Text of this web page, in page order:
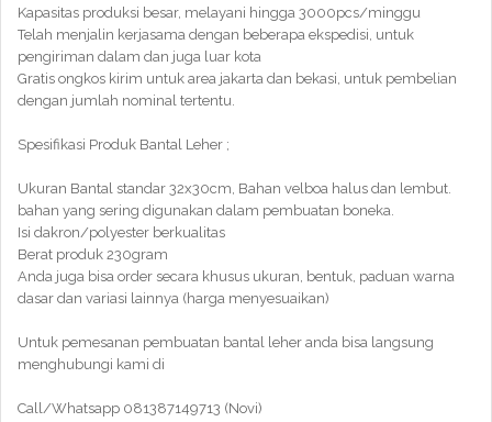
Kapasitas produksi besar, melayani hingga 3000pcs/minggu
Telah menjalin kerjasama dengan beberapa ekspedisi, untuk
pengiriman dalam dan juga luar kota
Gratis ongkos kirim untuk area jakarta dan bekasi, untuk pembelian
dengan jumlah nominal tertentu.
Spesifikasi Produk Bantal Leher ;
Ukuran Bantal standar 32x30cm, Bahan velboa halus dan lembut.
bahan yang sering digunakan dalam pembuatan boneka.
Isi dakron/polyester berkualitas
Berat produk 230gram
Anda juga bisa order secara khusus ukuran, bentuk, paduan warna
dasar dan variasi lainnya (harga menyesuaikan)
Untuk pemesanan pembuatan bantal leher anda bisa langsung
menghubungi kami di
Call/Whatsapp 081387149713 (Novi)